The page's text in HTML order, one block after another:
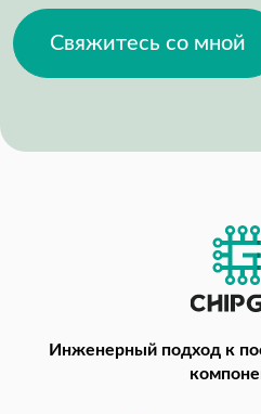
Свяжитесь со мной
Инженерный подход к